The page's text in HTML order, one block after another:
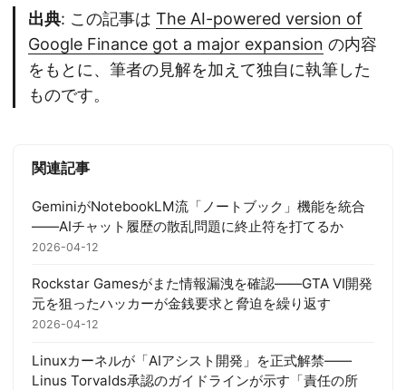
出典: この記事は The AI-powered version of
Google Finance got a major expansion の内容
をもとに、筆者の見解を加えて独自に執筆した
ものです。
関連記事
GeminiがNotebookLM流「ノートブック」機能を統合
——AIチャット履歴の散乱問題に終止符を打てるか
2026-04-12
Rockstar Gamesがまた情報漏洩を確認——GTA VI開発
元を狙ったハッカーが金銭要求と脅迫を繰り返す
2026-04-12
Linuxカーネルが「AIアシスト開発」を正式解禁——
Linus Torvalds承認のガイドラインが示す「責任の所